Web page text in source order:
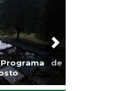
el Verano
Next